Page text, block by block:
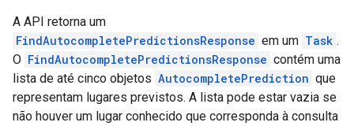
A API retorna um
FindAutocompletePredictionsResponse em um Task .
O FindAutocompletePredictionsResponse contém uma
lista de até cinco objetos AutocompletePrediction que
representam lugares previstos. A lista pode estar vazia se
não houver um lugar conhecido que corresponda à consulta